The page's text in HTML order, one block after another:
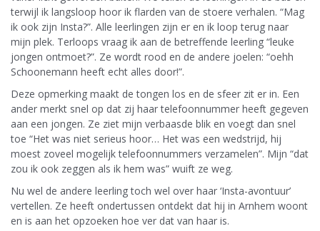
terwijl ik langsloop hoor ik flarden van de stoere verhalen. “Mag
ik ook zijn Insta?”. Alle leerlingen zijn er en ik loop terug naar
mijn plek. Terloops vraag ik aan de betreffende leerling “leuke
jongen ontmoet?”. Ze wordt rood en de andere joelen: “oehh
Schoonemann heeft echt alles door!”.
Deze opmerking maakt de tongen los en de sfeer zit er in. Een
ander merkt snel op dat zij haar telefoonnummer heeft gegeven
aan een jongen. Ze ziet mijn verbaasde blik en voegt dan snel
toe “Het was niet serieus hoor… Het was een wedstrijd, hij
moest zoveel mogelijk telefoonnummers verzamelen”. Mijn “dat
zou ik ook zeggen als ik hem was” wuift ze weg.
Nu wel de andere leerling toch wel over haar ‘Insta-avontuur’
vertellen. Ze heeft ondertussen ontdekt dat hij in Arnhem woont
en is aan het opzoeken hoe ver dat van haar is.